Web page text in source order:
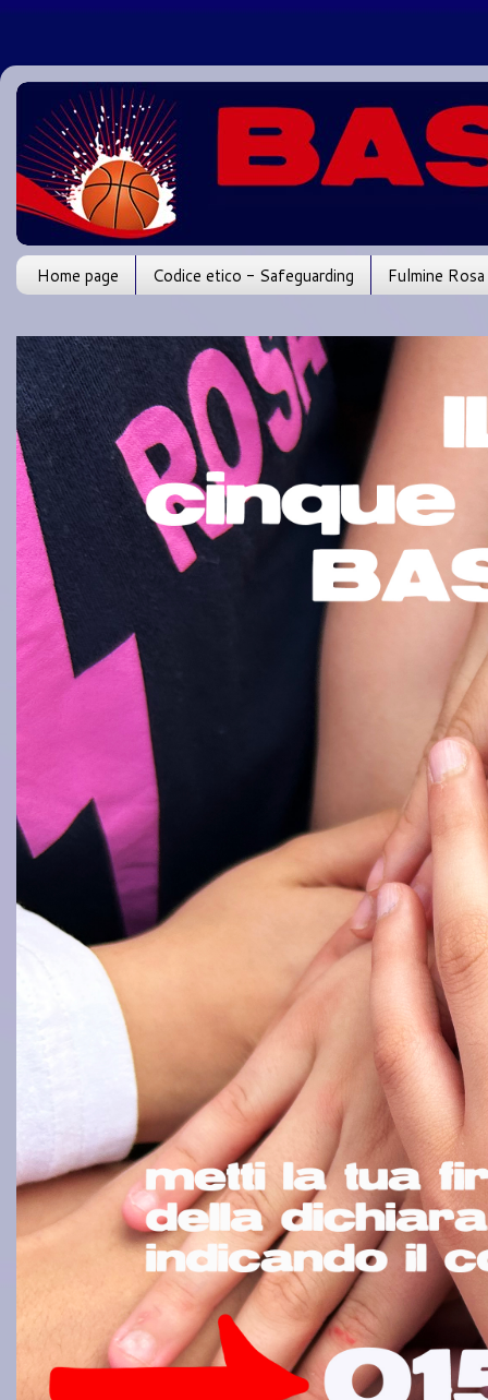
Home page Codice etico - Safeguarding Fulmine Rosa